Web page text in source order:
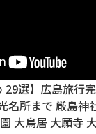
29選】広島旅行
名所まで 厳島神
大鳥居 大願寺